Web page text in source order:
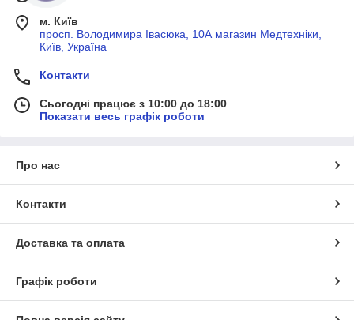
м. Київ
просп. Володимира Івасюка, 10А магазин Медтехніки,
Київ, Україна
Контакти
Сьогодні працює з 10:00 до 18:00
Показати весь графік роботи
Про нас
Контакти
Доставка та оплата
Графік роботи